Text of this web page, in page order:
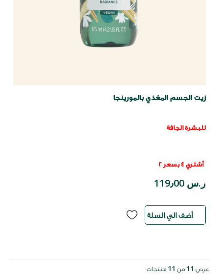
زيت الجسم المغذي بالمورينجا
للبشرة الجافة
أشتري 4 بسعر 2
ر.س 119٫00
أضف الي السلة
عرض 11 من 11 منتجات